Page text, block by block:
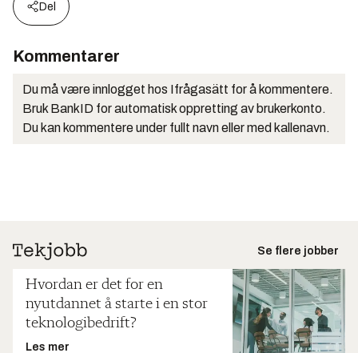
Del
Kommentarer
Du må være innlogget hos Ifrågasätt for å kommentere.
Bruk BankID for automatisk oppretting av brukerkonto.
Du kan kommentere under fullt navn eller med kallenavn.
Se flere jobber
Hvordan er det for en
nyutdannet å starte i en stor
teknologibedrift?
Les mer